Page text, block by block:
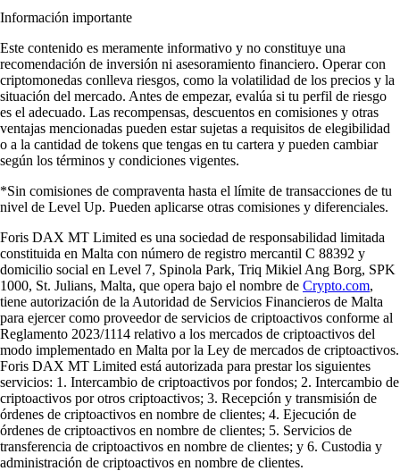
Información importante
Este contenido es meramente informativo y no constituye una
recomendación de inversión ni asesoramiento financiero. Operar con
criptomonedas conlleva riesgos, como la volatilidad de los precios y la
situación del mercado. Antes de empezar, evalúa si tu perfil de riesgo
es el adecuado. Las recompensas, descuentos en comisiones y otras
ventajas mencionadas pueden estar sujetas a requisitos de elegibilidad
o a la cantidad de tokens que tengas en tu cartera y pueden cambiar
según los términos y condiciones vigentes.
*Sin comisiones de compraventa hasta el límite de transacciones de tu
nivel de Level Up. Pueden aplicarse otras comisiones y diferenciales.
Foris DAX MT Limited es una sociedad de responsabilidad limitada
constituida en Malta con número de registro mercantil C 88392 y
domicilio social en Level 7, Spinola Park, Triq Mikiel Ang Borg, SPK
1000, St. Julians, Malta, que opera bajo el nombre de Crypto.com,
tiene autorización de la Autoridad de Servicios Financieros de Malta
para ejercer como proveedor de servicios de criptoactivos conforme al
Reglamento 2023/1114 relativo a los mercados de criptoactivos del
modo implementado en Malta por la Ley de mercados de criptoactivos.
Foris DAX MT Limited está autorizada para prestar los siguientes
servicios: 1. Intercambio de criptoactivos por fondos; 2. Intercambio de
criptoactivos por otros criptoactivos; 3. Recepción y transmisión de
órdenes de criptoactivos en nombre de clientes; 4. Ejecución de
órdenes de criptoactivos en nombre de clientes; 5. Servicios de
transferencia de criptoactivos en nombre de clientes; y 6. Custodia y
administración de criptoactivos en nombre de clientes.